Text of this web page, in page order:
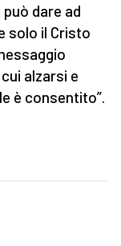
dare ad
solo il Cristo
alzarsi e
è consentito”.